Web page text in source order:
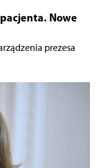
Nowe
prezesa